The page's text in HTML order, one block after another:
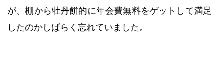
が、棚から牡丹餅的に年会費無料をゲットして満足
したのかしばらく忘れていました。